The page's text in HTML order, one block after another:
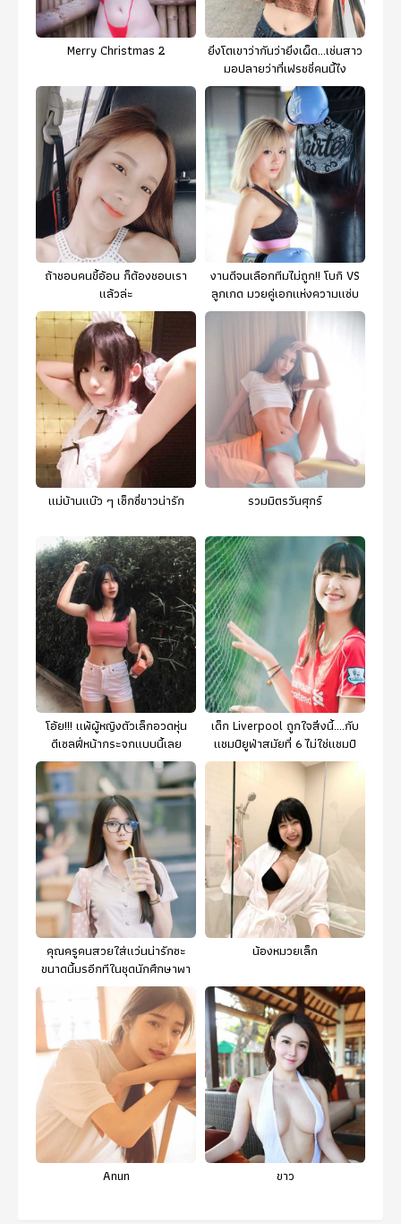
Merry Christmas 2
ยิ่งโตเขาว่ากันว่ายิ่งเผ็ด...เช่นสาว
มอปลายว่าที่เฟรชชี่คนนี้ไง
ถ้าชอบคนขี้อ้อน ก็ต้องชอบเรา
แล้วล่ะ
งานดีจนเลือกทีมไม่ถูก!! โบกิ VS
ลูกเกด มวยคู่เอกแห่งความแซ่บ
แม่บ้านแบ๊ว ๆ เซ็กซี่ขาวน่ารัก รวมมิตรวันศุกร์
โอ้ย!!! แพ้ผู้หญิงตัวเล็กอวดหุ่น
ดีเซลฟี่หน้ากระจกแบบนี้เลย
เด็ก Liverpool ถูกใจสิ่งนี้....กับ
แชมป์ยูฟ่าสมัยที่ 6 ไม่ใช่แชมป์
สนาม
คุณครูคนสวยใส่แว่นน่ารักซะ
ขนาดนี้มรอีกทีในชุดนักศึกษาพา
ใจบาง
น้องหมวยเล็ก
Anun ขาว